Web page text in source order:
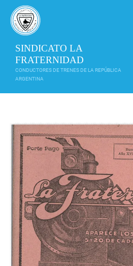
contenido
SINDICATO LA
FRATERNIDAD
CONDUCTORES DE TRENES DE LA REPÚBLICA
ARGENTINA